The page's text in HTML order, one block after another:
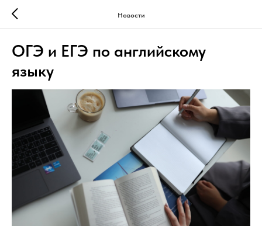
Новости
ОГЭ и ЕГЭ по английскому
языку